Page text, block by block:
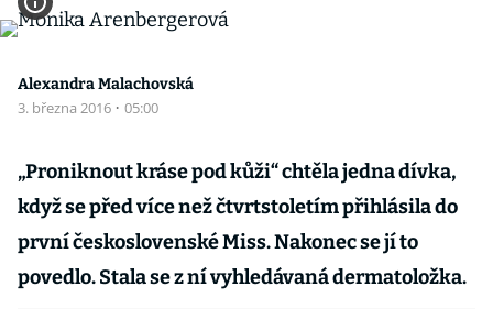
Alexandra Malachovská
3. března 2016 · 05:00
„Proniknout kráse pod kůži“ chtěla jedna dívka,
když se před více než čtvrtstoletím přihlásila do
první československé Miss. Nakonec se jí to
povedlo. Stala se z ní vyhledávaná dermatoložka.